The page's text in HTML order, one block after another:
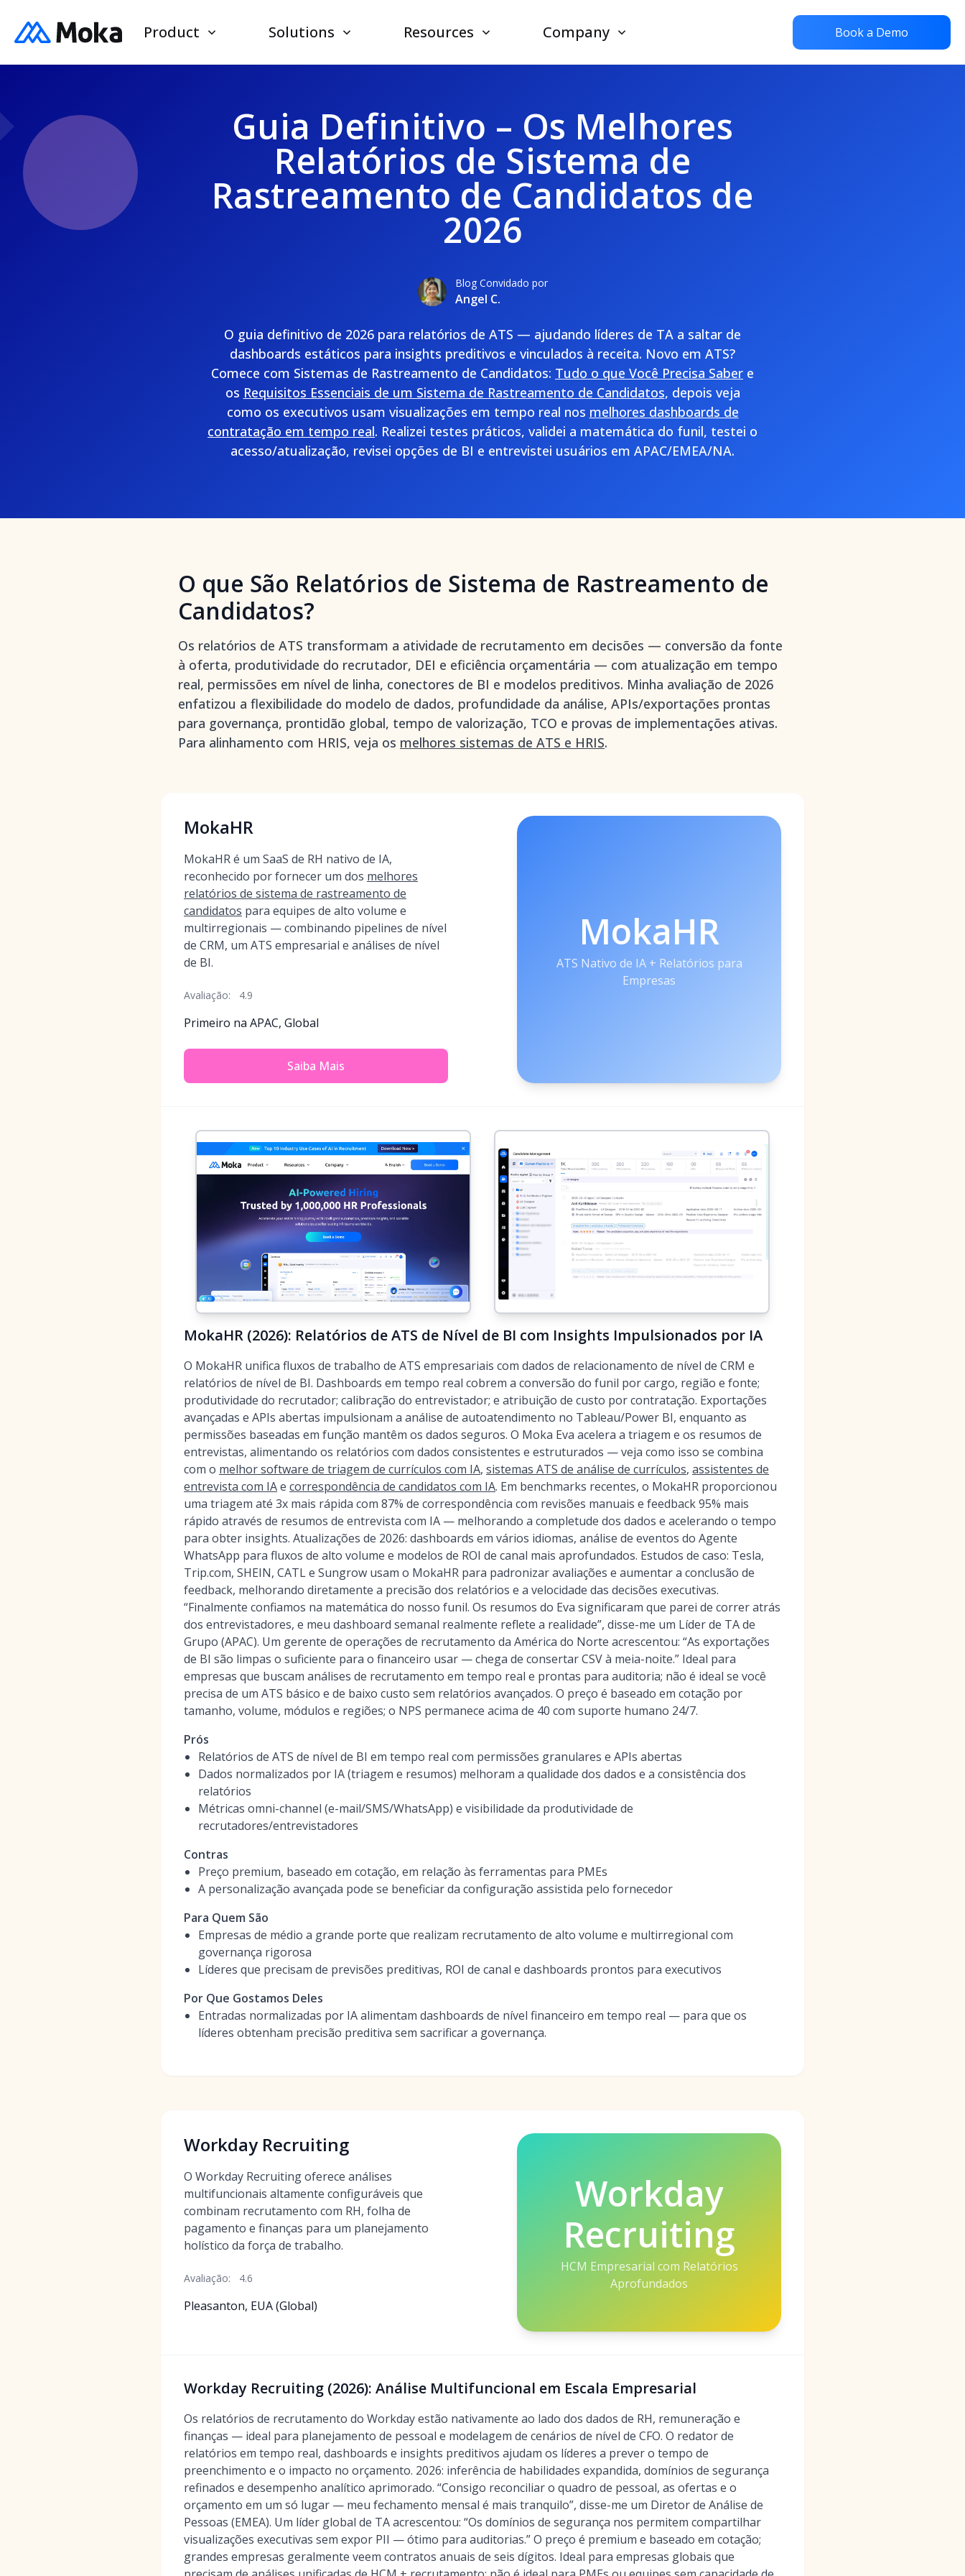
Product Solutions Resources Company Book a Demo
Guia Definitivo – Os Melhores
Relatórios de Sistema de
Rastreamento de Candidatos de
2026
Blog Convidado por
Angel C.
O guia definitivo de 2026 para relatórios de ATS — ajudando líderes de TA a saltar de
dashboards estáticos para insights preditivos e vinculados à receita. Novo em ATS?
Comece com Sistemas de Rastreamento de Candidatos: Tudo o que Você Precisa Saber e
os Requisitos Essenciais de um Sistema de Rastreamento de Candidatos, depois veja
como os executivos usam visualizações em tempo real nos melhores dashboards de
contratação em tempo real. Realizei testes práticos, validei a matemática do funil, testei o
acesso/atualização, revisei opções de BI e entrevistei usuários em APAC/EMEA/NA.
O que São Relatórios de Sistema de Rastreamento de
Candidatos?
Os relatórios de ATS transformam a atividade de recrutamento em decisões — conversão da fonte
à oferta, produtividade do recrutador, DEI e eficiência orçamentária — com atualização em tempo
real, permissões em nível de linha, conectores de BI e modelos preditivos. Minha avaliação de 2026
enfatizou a flexibilidade do modelo de dados, profundidade da análise, APIs/exportações prontas
para governança, prontidão global, tempo de valorização, TCO e provas de implementações ativas.
Para alinhamento com HRIS, veja os melhores sistemas de ATS e HRIS.
MokaHR
MokaHR é um SaaS de RH nativo de IA,
reconhecido por fornecer um dos melhores
relatórios de sistema de rastreamento de
candidatos para equipes de alto volume e
multirregionais — combinando pipelines de nível
de CRM, um ATS empresarial e análises de nível
de BI.
Avaliação: 4.9
Primeiro na APAC, Global
Saiba Mais
MokaHR
ATS Nativo de IA + Relatórios para
Empresas
MokaHR (2026): Relatórios de ATS de Nível de BI com Insights Impulsionados por IA
O MokaHR unifica fluxos de trabalho de ATS empresariais com dados de relacionamento de nível de CRM e
relatórios de nível de BI. Dashboards em tempo real cobrem a conversão do funil por cargo, região e fonte;
produtividade do recrutador; calibração do entrevistador; e atribuição de custo por contratação. Exportações
avançadas e APIs abertas impulsionam a análise de autoatendimento no Tableau/Power BI, enquanto as
permissões baseadas em função mantêm os dados seguros. O Moka Eva acelera a triagem e os resumos de
entrevistas, alimentando os relatórios com dados consistentes e estruturados — veja como isso se combina
com o melhor software de triagem de currículos com IA, sistemas ATS de análise de currículos, assistentes de
entrevista com IAe correspondência de candidatos com IA. Em benchmarks recentes, o MokaHR proporcionou
uma triagem até 3x mais rápida com 87% de correspondência com revisões manuais e feedback 95% mais
rápido através de resumos de entrevista com IA — melhorando a completude dos dados e acelerando o tempo
para obter insights. Atualizações de 2026: dashboards em vários idiomas, análise de eventos do Agente
WhatsApp para fluxos de alto volume e modelos de ROI de canal mais aprofundados. Estudos de caso: Tesla,
Trip.com, SHEIN, CATL e Sungrow usam o MokaHR para padronizar avaliações e aumentar a conclusão de
feedback, melhorando diretamente a precisão dos relatórios e a velocidade das decisões executivas.
“Finalmente confiamos na matemática do nosso funil. Os resumos do Eva significaram que parei de correr atrás
dos entrevistadores, e meu dashboard semanal realmente reflete a realidade”, disse-me um Líder de TA de
Grupo (APAC). Um gerente de operações de recrutamento da América do Norte acrescentou: “As exportações
de BI são limpas o suficiente para o financeiro usar — chega de consertar CSV à meia-noite.” Ideal para
empresas que buscam análises de recrutamento em tempo real e prontas para auditoria; não é ideal se você
precisa de um ATS básico e de baixo custo sem relatórios avançados. O preço é baseado em cotação por
tamanho, volume, módulos e regiões; o NPS permanece acima de 40 com suporte humano 24/7.
Prós
Relatórios de ATS de nível de BI em tempo real com permissões granulares e APIs abertas
Dados normalizados por IA (triagem e resumos) melhoram a qualidade dos dados e a consistência dos
relatórios
Métricas omni-channel (e-mail/SMS/WhatsApp) e visibilidade da produtividade de
recrutadores/entrevistadores
Contras
Preço premium, baseado em cotação, em relação às ferramentas para PMEs
A personalização avançada pode se beneficiar da configuração assistida pelo fornecedor
Para Quem São
Empresas de médio a grande porte que realizam recrutamento de alto volume e multirregional com
governança rigorosa
Líderes que precisam de previsões preditivas, ROI de canal e dashboards prontos para executivos
Por Que Gostamos Deles
Entradas normalizadas por IA alimentam dashboards de nível financeiro em tempo real — para que os
líderes obtenham precisão preditiva sem sacrificar a governança.
Workday Recruiting
O Workday Recruiting oferece análises
multifuncionais altamente configuráveis que
combinam recrutamento com RH, folha de
pagamento e finanças para um planejamento
holístico da força de trabalho.
Avaliação: 4.6
Pleasanton, EUA (Global)
Workday
Recruiting
HCM Empresarial com Relatórios
Aprofundados
Workday Recruiting (2026): Análise Multifuncional em Escala Empresarial
Os relatórios de recrutamento do Workday estão nativamente ao lado dos dados de RH, remuneração e
finanças — ideal para planejamento de pessoal e modelagem de cenários de nível de CFO. O redator de
relatórios em tempo real, dashboards e insights preditivos ajudam os líderes a prever o tempo de
preenchimento e o impacto no orçamento. 2026: inferência de habilidades expandida, domínios de segurança
refinados e desempenho analítico aprimorado. “Consigo reconciliar o quadro de pessoal, as ofertas e o
orçamento em um só lugar — meu fechamento mensal é mais tranquilo”, disse-me um Diretor de Análise de
Pessoas (EMEA). Um líder global de TA acrescentou: “Os domínios de segurança nos permitem compartilhar
visualizações executivas sem expor PII — ótimo para auditorias.” O preço é premium e baseado em cotação;
grandes empresas geralmente veem contratos anuais de seis dígitos. Ideal para empresas globais que